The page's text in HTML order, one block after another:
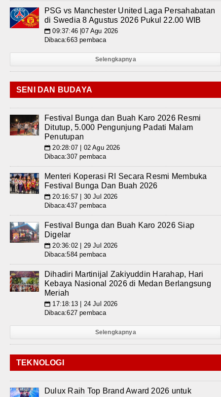
PSG vs Manchester United Laga Persahabatan
di Swedia 8 Agustus 2026 Pukul 22.00 WIB
📅 09:37:46 |07 Agu 2026
Dibaca:663 pembaca
Selengkapnya
SENI DAN BUDAYA
Festival Bunga dan Buah Karo 2026 Resmi
Ditutup, 5.000 Pengunjung Padati Malam
Penutupan
📅 20:28:07 | 02 Agu 2026
Dibaca:307 pembaca
Menteri Koperasi RI Secara Resmi Membuka
Festival Bunga Dan Buah 2026
📅 20:16:57 | 30 Jul 2026
Dibaca:437 pembaca
Festival Bunga dan Buah Karo 2026 Siap
Digelar
📅 20:36:02 | 29 Jul 2026
Dibaca:584 pembaca
Dihadiri Martinijal Zakiyuddin Harahap, Hari
Kebaya Nasional 2026 di Medan Berlangsung
Meriah
📅 17:18:13 | 24 Jul 2026
Dibaca:627 pembaca
Selengkapnya
TEKNOLOGI
Dulux Raih Top Brand Award 2026 untuk